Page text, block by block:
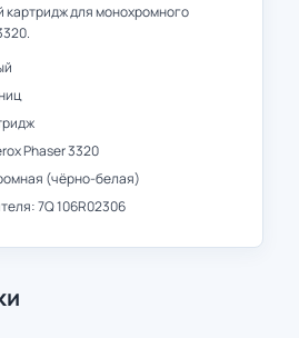
для монохромного
Phaser 3320
(чёрно-белая)
7Q 106R02306